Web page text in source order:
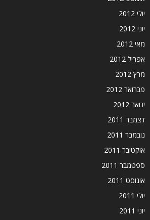
יולי 2012
יוני 2012
מאי 2012
אפריל 2012
מרץ 2012
פברואר 2012
ינואר 2012
דצמבר 2011
נובמבר 2011
אוקטובר 2011
ספטמבר 2011
אוגוסט 2011
יולי 2011
יוני 2011